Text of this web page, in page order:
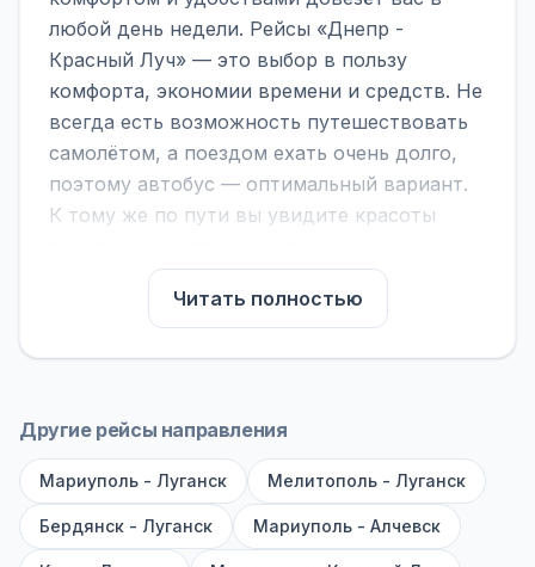
любой день недели. Рейсы «Днепр -
Красный Луч» — это выбор в пользу
комфорта, экономии времени и средств. Не
всегда есть возможность путешествовать
самолётом, а поездом ехать очень долго,
поэтому автобус — оптимальный вариант.
К тому же по пути вы увидите красоты
На нашем сайте вы можете найти
расписание автобусов Днепр - Красный
Луч, сравнить рейсы и выбрать
обратите внимание на микроавтобусы (8–18
большие автобусы (от 40 мест): у них лучше
подвеска и дорога ощущается меньше.
Читать полностью
Другие рейсы направления
Мариуполь - Луганск Мелитополь - Луганск
Бердянск - Луганск Мариуполь - Алчевск